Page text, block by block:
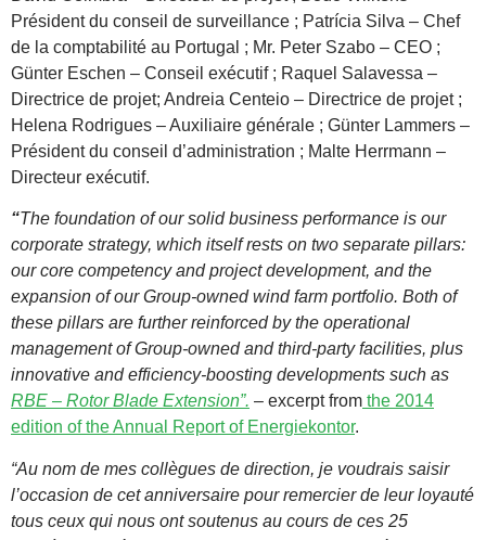
Président du conseil de surveillance ; Patrícia Silva – Chef
de la comptabilité au Portugal ; Mr. Peter Szabo – CEO ;
Günter Eschen – Conseil exécutif ; Raquel Salavessa –
Directrice de projet; Andreia Centeio – Directrice de projet ;
Helena Rodrigues – Auxiliaire générale ; Günter Lammers –
Président du conseil d’administration ; Malte Herrmann –
Directeur exécutif.
“The foundation of our solid business performance is our
corporate strategy, which itself rests on two separate pillars:
our core competency and project development, and the
expansion of our Group-owned wind farm portfolio. Both of
these pillars are further reinforced by the operational
management of Group-owned and third-party facilities, plus
innovative and efficiency-boosting developments such as
RBE – Rotor Blade Extension”. – excerpt from the 2014
edition of the Annual Report of Energiekontor.
“Au nom de mes collègues de direction, je voudrais saisir
l’occasion de cet anniversaire pour remercier de leur loyauté
tous ceux qui nous ont soutenus au cours de ces 25